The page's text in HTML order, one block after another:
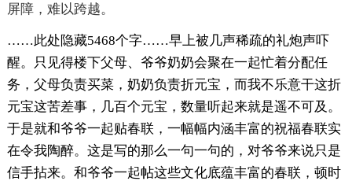
屏障，难以跨越。
……此处隐藏5468个字……早上被几声稀疏的礼炮声吓
醒。只见得楼下父母、爷爷奶奶会聚在一起忙着分配任
务，父母负责买菜，奶奶负责折元宝，而我不乐意干这折
元宝这苦差事，几百个元宝，数量听起来就是遥不可及。
于是就和爷爷一起贴春联，一幅幅内涵丰富的祝福春联实
在令我陶醉。这是写的那么一句一句的，对爷爷来说只是
信手拈来。和爷爷一起帖这些文化底蕴丰富的春联，顿时